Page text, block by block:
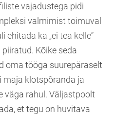
vajadustega pidi
valmimist toimuval
ehitada ka „ei tea kelle“
Kõike seda
oma tööga suurepäraselt
maja klotspõranda ja
väga rahul. Väljastpoolt
et tegu on huvitava